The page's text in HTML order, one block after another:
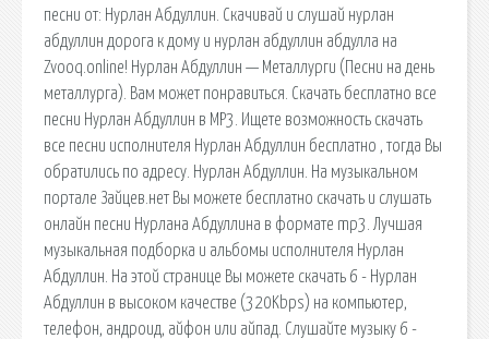
песни от: Нурлан Абдуллин. Скачивай и слушай нурлан
абдуллин дорога к дому и нурлан абдуллин абдулла на
Zvooq.online! Нурлан Абдуллин — Металлурги (Песни на день
металлурга). Вам может понравиться. Скачать бесплатно все
песни Нурлан Абдуллин в MP3. Ищете возможность скачать
все песни исполнителя Нурлан Абдуллин бесплатно , тогда Вы
обратились по адресу. Нурлан Абдуллин. На музыкальном
портале Зайцев.нет Вы можете бесплатно скачать и слушать
онлайн песни Нурлана Абдуллина в формате mp3. Лучшая
музыкальная подборка и альбомы исполнителя Нурлан
Абдуллин. На этой странице Вы можете скачать 6 - Нурлан
Абдуллин в высоком качестве (320Kbps) на компьютер,
телефон, андроид, айфон или айпад. Слушайте музыку 6 -